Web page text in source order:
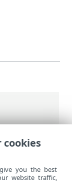
侵防御系
cookies
you the best
website traffic,